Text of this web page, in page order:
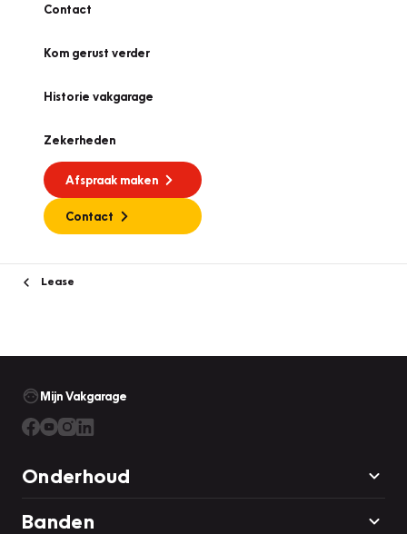
Contact
Kom gerust verder
Historie vakgarage
Zekerheden
Afspraak maken
Contact
Lease
Mijn Vakgarage
Onderhoud
Banden